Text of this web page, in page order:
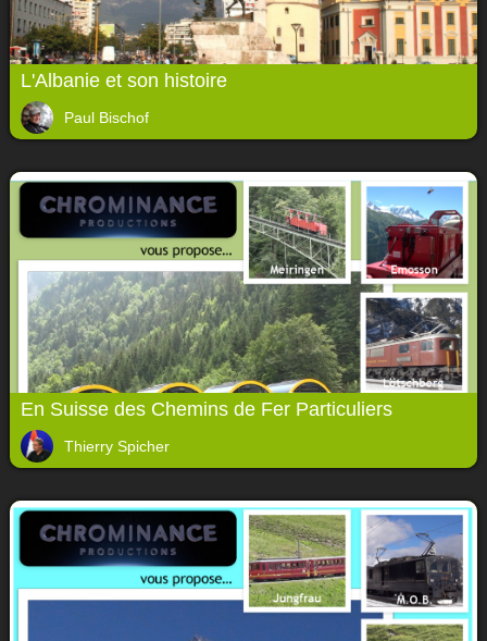
L'Albanie et son histoire
Paul Bischof
En Suisse des Chemins de Fer Particuliers
Thierry Spicher